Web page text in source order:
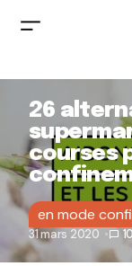
26
courses
en mode
31 mars 2020